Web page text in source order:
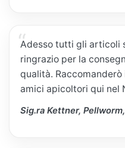
Adesso tutti gli articoli
ringrazio per la
qualità.
amici apicoltori qui nel
Sig.ra Kettner,